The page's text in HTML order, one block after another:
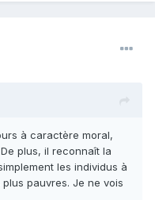
à caractère moral,
plus, il reconnaît la
les individus à
pauvres. Je ne vois